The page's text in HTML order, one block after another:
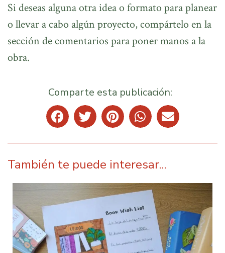
Si deseas alguna otra idea o formato para planear
o llevar a cabo algún proyecto, compártelo en la
sección de comentarios para poner manos a la
obra.
Comparte esta publicación:
También te puede interesar...